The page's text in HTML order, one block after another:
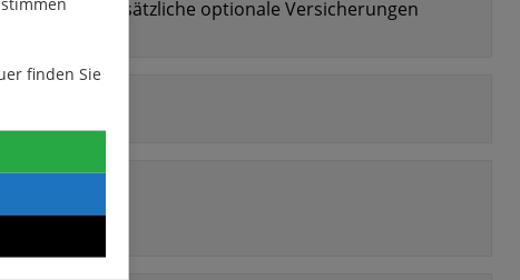
finden Sie
wir Ihnen zusätzliche optionale Versicherungen